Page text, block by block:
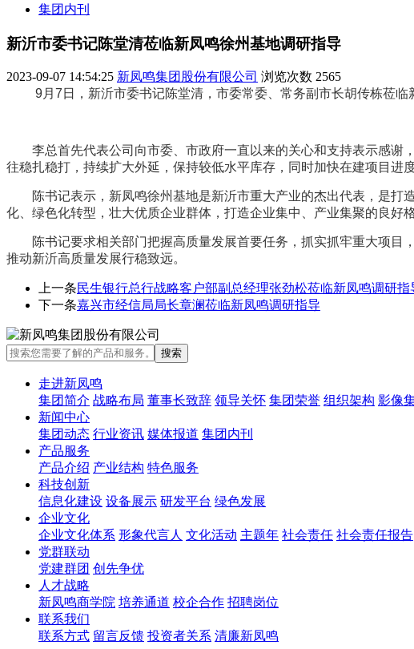
集团内刊
新沂市委书记陈堂清莅临新凤鸣徐州基地调研指导
2023-09-07 14:54:25 新凤鸣集团股份有限公司 浏览次数 2565
9月7日，新沂市委书记陈堂清，市委常委、常务副市长胡传栋莅临
李总首先代表公司向市委、市政府一直以来的关心和支持表示感谢
往稳扎稳打，持续扩大外延，保持较低水平库存，同时加快在建项目进
陈书记表示，新凤鸣徐州基地是新沂市重大产业的杰出代表，是打造
化、绿色化转型，壮大优质企业群体，打造企业集中、产业集聚的良好
陈书记要求相关部门把握高质量发展首要任务，抓实抓牢重大项目
推动新沂高质量发展行稳致远。
上一条民生银行总行战略客户部副总经理张劲松莅临新凤鸣调研指
下一条嘉兴市经信局局长章澜莅临新凤鸣调研指导
走进新凤鸣
集团简介 战略布局 董事长致辞 领导关怀 集团荣誉 组织架构 影像
新闻中心
集团动态 行业资讯 媒体报道 集团内刊
产品服务
产品介绍 产业结构 特色服务
科技创新
信息化建设 设备展示 研发平台 绿色发展
企业文化
企业文化体系 形象代言人 文化活动 主题年 社会责任 社会责任报告
党群联动
党建群团 创先争优
人才战略
新凤鸣商学院 培养通道 校企合作 招聘岗位
联系我们
联系方式 留言反馈 投资者关系 清廉新凤鸣